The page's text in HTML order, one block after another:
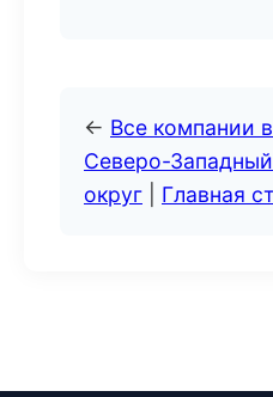
← Все компании
Северо-
округ
Главная